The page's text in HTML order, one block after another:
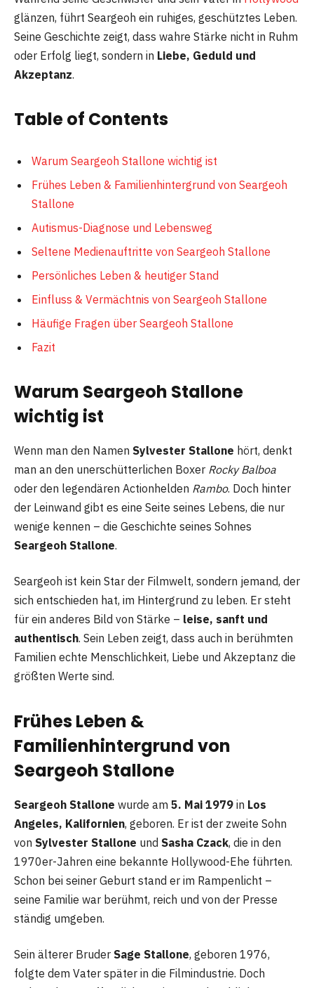
glänzen, führt Seargeoh ein ruhiges, geschütztes Leben.
Seine Geschichte zeigt, dass wahre Stärke nicht in Ruhm
oder Erfolg liegt, sondern in Liebe, Geduld und
Akzeptanz.
Table of Contents
Warum Seargeoh Stallone wichtig ist
Frühes Leben & Familienhintergrund von Seargeoh
Stallone
Autismus-Diagnose und Lebensweg
Seltene Medienauftritte von Seargeoh Stallone
Persönliches Leben & heutiger Stand
Einfluss & Vermächtnis von Seargeoh Stallone
Häufige Fragen über Seargeoh Stallone
Fazit
Warum Seargeoh Stallone
wichtig ist
Wenn man den Namen Sylvester Stallone hört, denkt
man an den unerschütterlichen Boxer Rocky Balboa
oder den legendären Actionhelden Rambo. Doch hinter
der Leinwand gibt es eine Seite seines Lebens, die nur
wenige kennen – die Geschichte seines Sohnes
Seargeoh Stallone.
Seargeoh ist kein Star der Filmwelt, sondern jemand, der
sich entschieden hat, im Hintergrund zu leben. Er steht
für ein anderes Bild von Stärke – leise, sanft und
authentisch. Sein Leben zeigt, dass auch in berühmten
Familien echte Menschlichkeit, Liebe und Akzeptanz die
größten Werte sind.
Frühes Leben &
Familienhintergrund von
Seargeoh Stallone
Seargeoh Stallone wurde am 5. Mai 1979 in Los
Angeles, Kalifornien, geboren. Er ist der zweite Sohn
von Sylvester Stallone und Sasha Czack, die in den
1970er-Jahren eine bekannte Hollywood-Ehe führten.
Schon bei seiner Geburt stand er im Rampenlicht –
seine Familie war berühmt, reich und von der Presse
ständig umgeben.
Sein älterer Bruder Sage Stallone, geboren 1976,
folgte dem Vater später in die Filmindustrie. Doch